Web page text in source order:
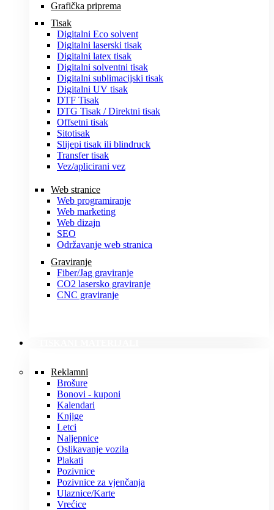
Grafička priprema
Tisak
Digitalni Eco solvent
Digitalni laserski tisak
Digitalni latex tisak
Digitalni solventni tisak
Digitalni sublimacijski tisak
Digitalni UV tisak
DTF Tisak
DTG Tisak / Direktni tisak
Offsetni tisak
Sitotisak
Slijepi tisak ili blindruck
Transfer tisak
Vez/aplicirani vez
Web stranice
Web programiranje
Web marketing
Web dizajn
SEO
Održavanje web stranica
Graviranje
Fiber/Jag graviranje
CO2 lasersko graviranje
CNC graviranje
Reklamni
Brošure
Bonovi - kuponi
Kalendari
Knjige
Letci
Naljepnice
Oslikavanje vozila
Plakati
Pozivnice
Pozivnice za vjenčanja
Ulaznice/Karte
Vrećice